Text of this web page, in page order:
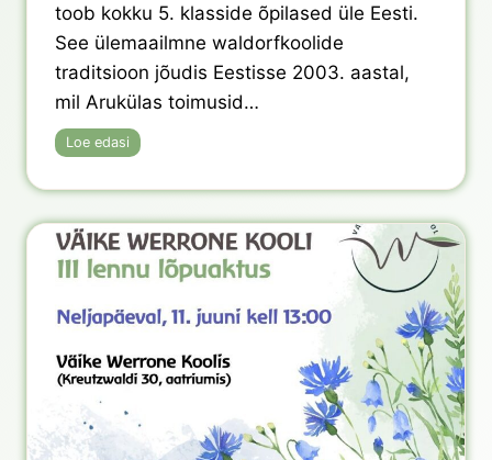
toob kokku 5. klasside õpilased üle Eesti.
See ülemaailmne waldorfkoolide
traditsioon jõudis Eestisse 2003. aastal,
mil Arukülas toimusid…
Loe edasi W
o
r
f
o
l
i